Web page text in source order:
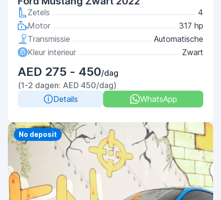
Zetels
4
Motor
317 hp
Transmissie
Automatische
Kleur interieur
Zwart
AED 275 - 450/dag
(1-2 dagen: AED 450/dag)
Details
WhatsApp
Priority
No deposit